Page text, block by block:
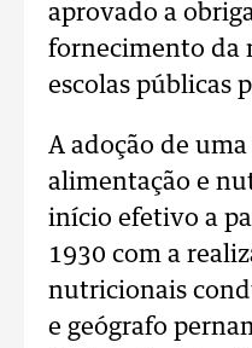
aprovado a
fornecimento da
escolas públicas
A adoção de
alimentação e
início efetivo a
1930 com a
nutricionais
e geógrafo